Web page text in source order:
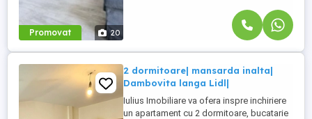
Promovat 20
2 dormitoare| mansarda inalta|
Dambovita langa Lidl|
Iulius Imobiliare va ofera inspre inchiriere
un apartament cu 2 dormitoare, bucatarie